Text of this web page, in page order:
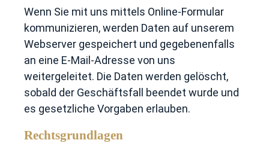
Wenn Sie mit uns mittels Online-Formular
kommunizieren, werden Daten auf unserem
Webserver gespeichert und gegebenenfalls
an eine E-Mail-Adresse von uns
weitergeleitet. Die Daten werden gelöscht,
sobald der Geschäftsfall beendet wurde und
es gesetzliche Vorgaben erlauben.
Rechtsgrundlagen